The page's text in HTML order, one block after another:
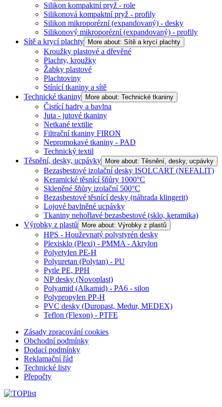
Silikon kompaktní pryž - role
Silikonová kompaktní pryž - profily
Silikon mikroporézní (expandovaný) - desky
Silikonový mikroporézní (expandovaný) - profily
Sítě a krycí plachty More about: Sítě a krycí plachty
Kroužky plastové a dřevěné
Plachty, kroužky
Žabky plastové
Plachtoviny
Stínící tkaniny a sítě
Technické tkaniny More about: Technické tkaniny
Čistící hadry a bavlna
Juta - jutové tkaniny
Netkané textilie
Filtrační tkaniny FIRON
Nepromokavé tkaniny - PAD
Technický textil
Těsnění, desky, ucpávky More about: Těsnění, desky, ucpávky
Bezasbestové izolační desky ISOLCART (NEFALIT)
Keramické těsnící šňůry 1000°C
Skleněné šňůry izolační 500°C
Bezasbestové těsnící desky (náhrada klingerit)
Lojové bavlněné ucpávky
Tkaniny nehořlavé bezasbestové (sklo, keramika)
Výrobky z plastů
More about: Výrobky z plastů
HPS - Houževnatý polystyrén desky
Plexisklo (Plexi) - PMMA - Akrylon
Polyetylen PE-H
Polyuretan (Polytan) - PU
Pytle PE, PPH
NP desky (Novoplast)
Polyamid (Alkamid) - PA6 - silon
Polypropylen PP-H
PVC desky (Duropast, Medur, MEDEX)
Teflon (Flexon) - PTFE
Zásady zpracování cookies
Obchodní podmínky
Dodací podmínky
Reklamační řád
Technické listy
Přepočty